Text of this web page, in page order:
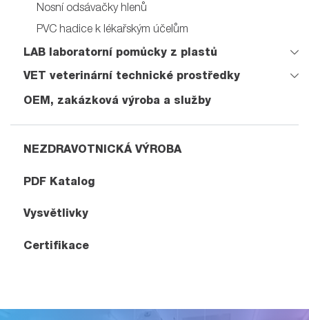
Nosní odsávačky hlenů
PVC hadice k lékařským účelům
LAB laboratorní pomůcky z plastů
VET veterinární technické prostředky
OEM, zakázková výroba a služby
NEZDRAVOTNICKÁ VÝROBA
PDF Katalog
Vysvětlivky
Certifikace